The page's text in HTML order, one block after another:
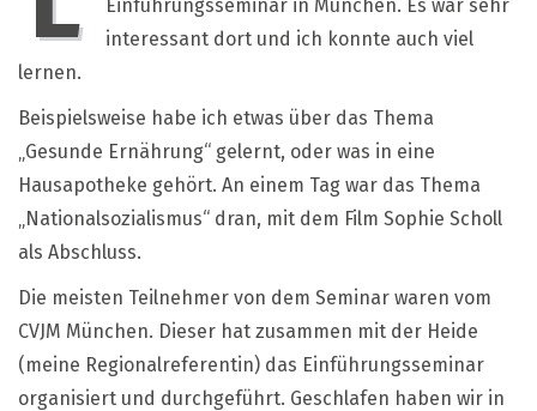
Einführungsseminar in München. Es war sehr
interessant dort und ich konnte auch viel
lernen.
Beispielsweise habe ich etwas über das Thema
„Gesunde Ernährung“ gelernt, oder was in eine
Hausapotheke gehört. An einem Tag war das Thema
„Nationalsozialismus“ dran, mit dem Film Sophie Scholl
als Abschluss.
Die meisten Teilnehmer von dem Seminar waren vom
CVJM München. Dieser hat zusammen mit der Heide
(meine Regionalreferentin) das Einführungsseminar
organisiert und durchgeführt. Geschlafen haben wir in